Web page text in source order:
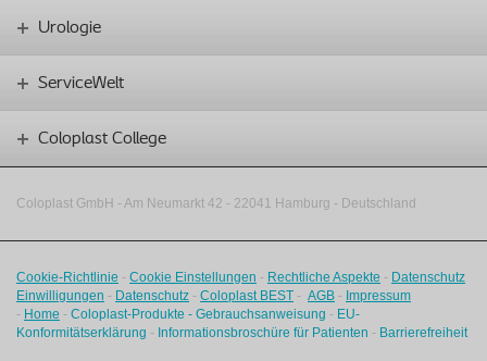
Urologie
ServiceWelt
Coloplast College
Coloplast GmbH - Am Neumarkt 42 ‑ 22041 Hamburg - Deutschland
Cookie-Richtlinie - Cookie Einstellungen - Rechtliche Aspekte - Datenschutz
Einwilligungen - Datenschutz - Coloplast BEST - AGB - Impressum
- Home - Coloplast-Produkte - Gebrauchsanweisung - EU-
Konformitätserklärung - Informationsbroschüre für Patienten - Barrierefreiheit